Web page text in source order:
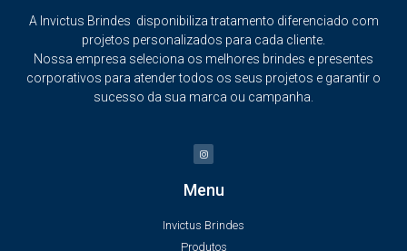
A Invictus Brindes disponibiliza tratamento diferenciado com
projetos personalizados para cada cliente.
Nossa empresa seleciona os melhores brindes e presentes
corporativos para atender todos os seus projetos e garantir o
sucesso da sua marca ou campanha.
Menu
Invictus Brindes
Produtos